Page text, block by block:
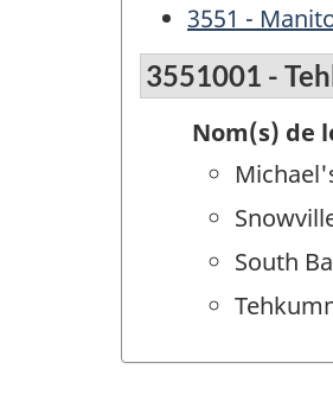
3551 -
3551001 -
Nom(s) de
South